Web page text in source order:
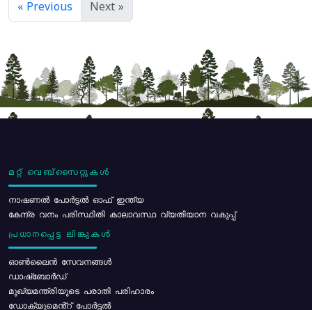
« Previous Next »
മറ്റ് വെബ്സൈറ്റുകൾ
നാഷണൽ പോർട്ടൽ ഓഫ് ഇന്ത്യ
കേന്ദ്ര വനം പരിസ്ഥിതി കാലാവസ്ഥ വ്യതിയാന വകുപ്പ്
പ്രധാനപ്പെട്ട ലിങ്കുകൾ
ഓൺലൈൻ സേവനങ്ങൾ
ഡാഷ്ബോർഡ്
മുഖ്യമന്ത്രിയുടെ പരാതി പരിഹാരം
ഡോക്യുമെൻ്റ് പോർട്ടൽ